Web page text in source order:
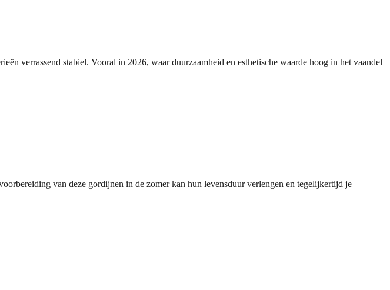
verrassend stabiel. Vooral in 2026, waar duurzaamheid en esthetische waarde hoog in het vaandel
van deze gordijnen in de zomer kan hun levensduur verlengen en tegelijkertijd je